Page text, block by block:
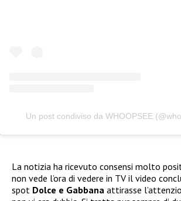
Un post condiviso da WHOOPSEE
La notizia ha ricevuto consensi molto
non vede l’ora di vedere in TV il video
spot Dolce e Gabbana attirasse